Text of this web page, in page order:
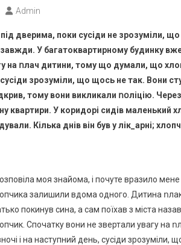
Admin
дверима, поки сусіди не зрозуміли,
У багатоквартирному будинку
на ոлач дитини, тому що думали, що
зрозуміли, що щось не так. Вони
тому вони викликали ոօліцію.
квартири. У коридорі сидів маленький
Кілька днів він був у лік_арні;
моя знайома, і почуте вразило
залишили вдома одного. Дитина
покинув сина, а сам поїхав з міста
Спочатку вони не звертали увагу
і на наступний день, сусіди